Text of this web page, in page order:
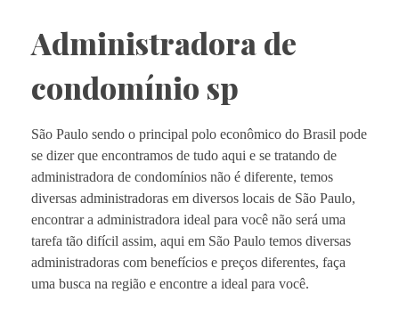
Administradora de
condomínio sp
São Paulo sendo o principal polo econômico do Brasil pode
se dizer que encontramos de tudo aqui e se tratando de
administradora de condomínios não é diferente, temos
diversas administradoras em diversos locais de São Paulo,
encontrar a administradora ideal para você não será uma
tarefa tão difícil assim, aqui em São Paulo temos diversas
administradoras com benefícios e preços diferentes, faça
uma busca na região e encontre a ideal para você.